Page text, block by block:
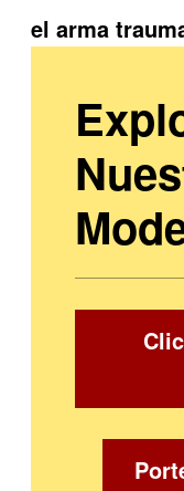
SATELITALES
el arma